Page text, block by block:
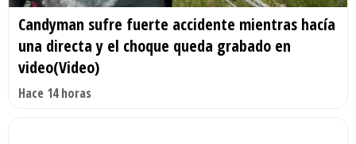
Candyman sufre fuerte accidente mientras hacía
una directa y el choque queda grabado en
video(Video)
Hace 14 horas